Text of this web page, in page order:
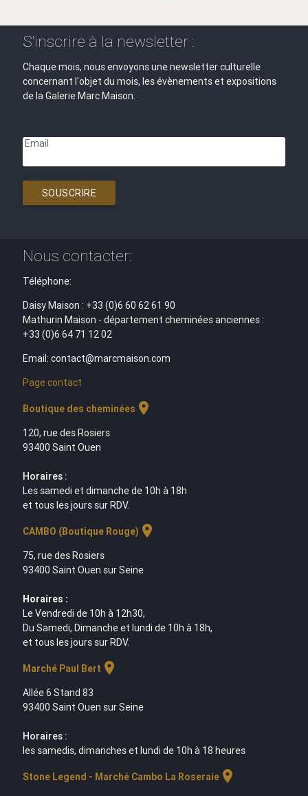
S'inscrire à la newsletter :
Chaque mois, nous envoyons une newsletter culturelle
concernant l'objet du mois, les évènements et expositions
de la Galerie Marc Maison.
Email
SOUSCRIRE
Nous contacter:
Téléphone:
Daisy Maison : +33 (0)6 60 62 61 90
Mathurin Maison - département cheminées anciennes :
+33 (0)6 64 71 12 02
Email: contact@marcmaison.com
Page contact
Boutique des cheminées location_on
120, rue des Rosiers
93400 Saint Ouen
Horaires :
Les samedi et dimanche de 10h à 18h
et tous les jours sur RDV.
CAMBO (Boutique Rouge) location_on
75, rue des Rosiers
93400 Saint Ouen sur Seine
Horaires :
Le Vendredi de 10h à 12h30,
Du Samedi, Dimanche et lundi de 10h à 18h,
et tous les jours sur RDV.
Marché Paul Bert location_on
Allée 6 Stand 83
93400 Saint Ouen sur Seine
Horaires :
les samedis, dimanches et lundi de 10h à 18 heures
Stone Legend - Marché Cambo La Roseraielocation_on